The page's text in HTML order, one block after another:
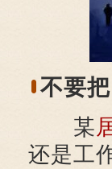
不要
某
还是工